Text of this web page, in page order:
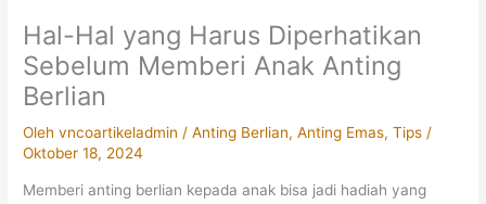
Hal-Hal yang Harus Diperhatikan
Sebelum Memberi Anak Anting
Berlian
Olehvncoartikeladmin /Anting Berlian,Anting Emas,Tips /
Oktober 18, 2024
Memberi anting berlian kepada anak bisa jadi hadiah yang